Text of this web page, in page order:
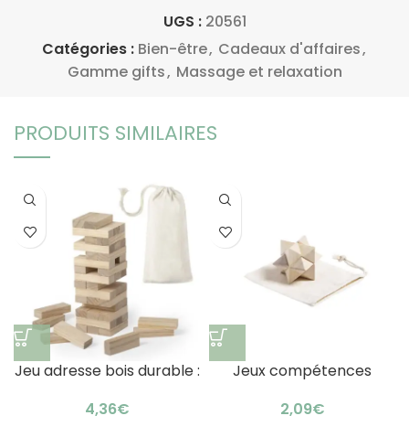
UGS : 20561
Catégories : Bien-être, Cadeaux d'affaires,
Gamme gifts, Massage et relaxation
PRODUITS SIMILAIRES
Jeu adresse bois durable :
€
Jeux compétences
coffret astucieux
€